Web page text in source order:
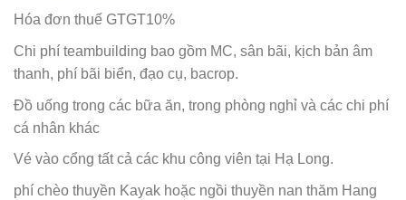
Hóa đơn thuế GTGT10%
Chi phí teambuilding bao gồm MC, sân bãi, kịch bản âm
thanh, phí bãi biển, đạo cụ, bacrop.
Đồ uống trong các bữa ăn, trong phòng nghỉ và các chi phí
cá nhân khác
Vé vào cổng tất cả các khu công viên tại Hạ Long.
phí chèo thuyền Kayak hoặc ngồi thuyền nan thăm Hang